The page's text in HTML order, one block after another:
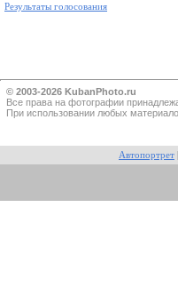
Результаты голосования
© 2003-2026 KubanPhoto.ru
Все прaва на фотографии
При использовании любых
Автопортрет